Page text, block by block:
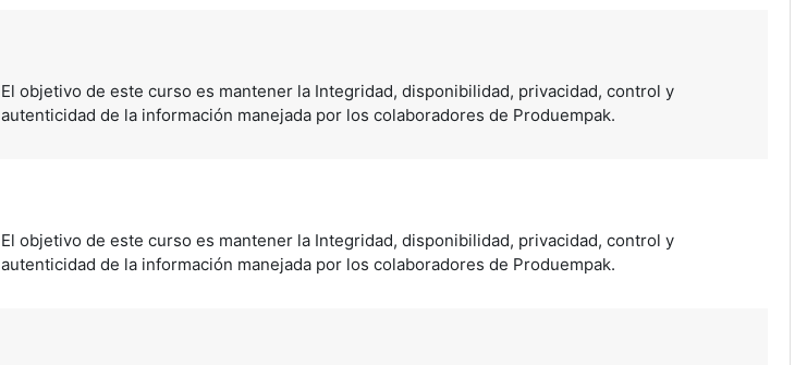
El objetivo de este curso es mantener la Integridad, disponibilidad, privacidad, control y
autenticidad de la información manejada por los colaboradores de Produempak.
El objetivo de este curso es mantener la Integridad, disponibilidad, privacidad, control y
autenticidad de la información manejada por los colaboradores de Produempak.